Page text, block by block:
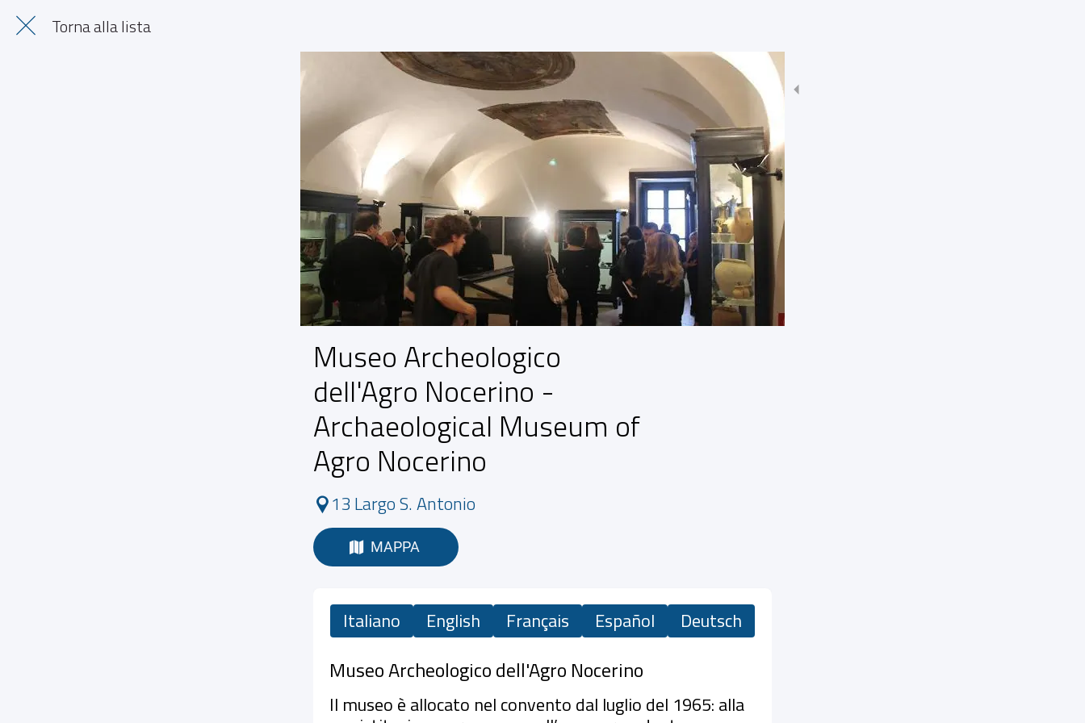
Torna alla lista
Museo Archeologico
dell'Agro Nocerino -
Archaeological Museum of
Agro Nocerino
13 Largo S. Antonio
MAPPA
Italiano English Français Español Deutsch
Museo Archeologico dell'Agro Nocerino
Il museo è allocato nel convento dal luglio del 1965: alla